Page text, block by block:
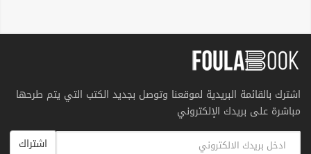
اشترك بالقائمة البريدية لموقعنا وتوصل بجديد الكتب التي يتم طرحها
مباشرة على بريدك الإلكتروني
اشتراك